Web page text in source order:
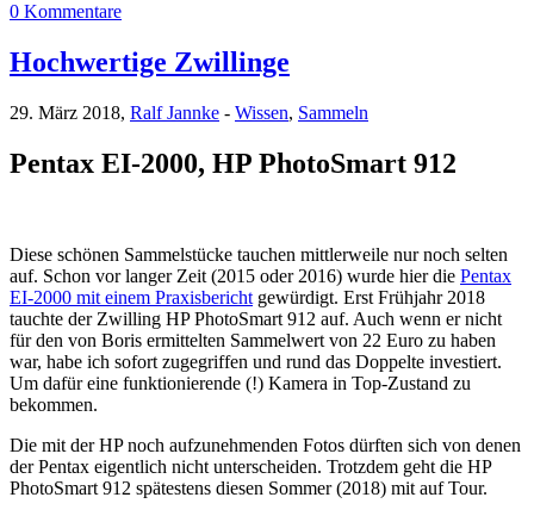
0 Kommentare
Hochwertige Zwillinge
29. März 2018, Ralf Jannke - Wissen, Sammeln
Pentax EI-2000, HP PhotoSmart 912
Diese schönen Sammelstücke tauchen mittlerweile nur noch selten
auf. Schon vor langer Zeit (2015 oder 2016) wurde hier die Pentax
EI-2000 mit einem Praxisbericht gewürdigt. Erst Frühjahr 2018
tauchte der Zwilling HP PhotoSmart 912 auf. Auch wenn er nicht
für den von Boris ermittelten Sammelwert von 22 Euro zu haben
war, habe ich sofort zugegriffen und rund das Doppelte investiert.
Um dafür eine funktionierende (!) Kamera in Top-Zustand zu
bekommen.
Die mit der HP noch aufzunehmenden Fotos dürften sich von denen
der Pentax eigentlich nicht unterscheiden. Trotzdem geht die HP
PhotoSmart 912 spätestens diesen Sommer (2018) mit auf Tour.